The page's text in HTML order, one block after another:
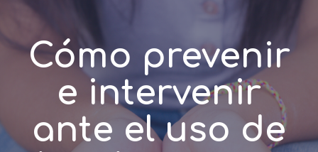
Cómo prevenir
e intervenir
ante el uso de